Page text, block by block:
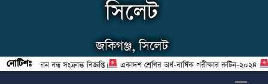
সিলেট
জকিগঞ্জ, সিলেট
নোটিশঃ
পাঠদান বন্ধ সংক্রান্ত বিজ্ঞপ্তি। একাদশ শ্রেণির অর্ধ-বার্ষিক পরীক্ষার রুটিন-২০২৪